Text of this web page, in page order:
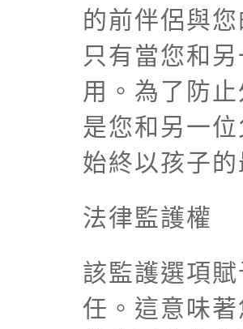
的前伴侶與
只有當您和
用。為了防
是您和另一
始終以孩子
法律監護權
該監護選項
任。這意味